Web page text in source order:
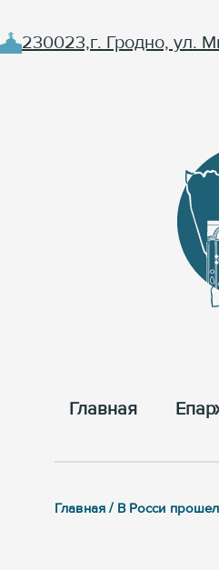
230023,г. Гродно, ул.
Главная
Главная / В Росси